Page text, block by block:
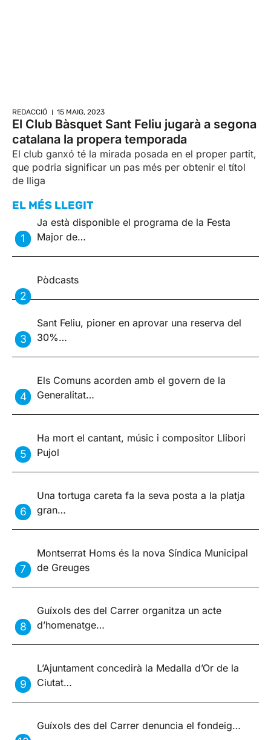
REDACCIÓ 15 MAIG, 2023
El Club Bàsquet Sant Feliu jugarà a segona
catalana la propera temporada
El club ganxó té la mirada posada en el proper partit,
que podria significar un pas més per obtenir el títol
de lliga
EL MÉS LLEGIT
Ja està disponible el programa de la Festa
Major de…
Pòdcasts
Sant Feliu, pioner en aprovar una reserva del
30%…
Els Comuns acorden amb el govern de la
Generalitat…
Ha mort el cantant, músic i compositor Llibori
Pujol
Una tortuga careta fa la seva posta a la platja
gran…
Montserrat Homs és la nova Síndica Municipal
de Greuges
Guíxols des del Carrer organitza un acte
d’homenatge…
L’Ajuntament concedirà la Medalla d’Or de la
Ciutat…
Guíxols des del Carrer denuncia el fondeig…